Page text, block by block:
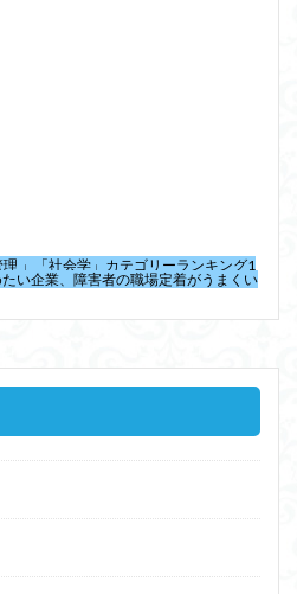
」「社会学」カテゴリーランキング1
い企業、障害者の職場定着がうまくい